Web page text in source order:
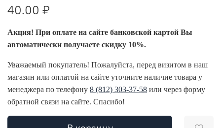
40.00 ₽
Акция! При оплате на сайте банковской картой Вы
автоматически получаете скидку 10%.
Уважаемый покупатель! Пожалуйста, перед визитом в наш
магазин или оплатой на сайте уточните наличие товара у
менеджера по телефону 8 (812) 303-37-58 или через форму
обратной связи на сайте. Спасибо!